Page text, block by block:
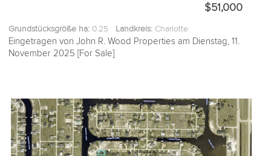
$51,000
Grundstücksgröße ha: 0.25 Landkreis: Charlotte
Eingetragen von John R. Wood Properties am Dienstag, 11.
November 2025 [For Sale]